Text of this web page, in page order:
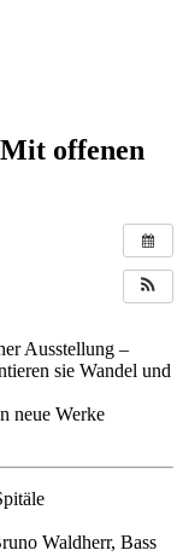
offenen
Ausstellung –
sie Wandel und
neue Werke
Waldherr, Bass